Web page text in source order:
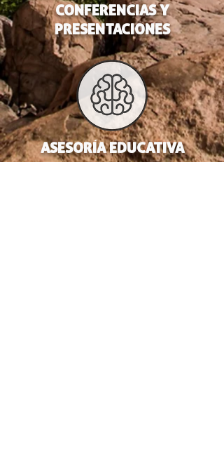
CONFERENCIAS Y
PRESENTACIONES
ASESORÍA EDUCATIVA